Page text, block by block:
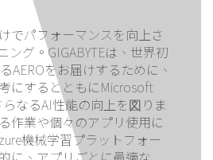
でパフォーマンスを向上さ
ング。GIGABYTEは、世界初
AEROをお届けするために、
にするとともにMicrosoft
なるAI性能の向上を図りま
作業や個々のアプリ使用に
機械学習プラットフォー